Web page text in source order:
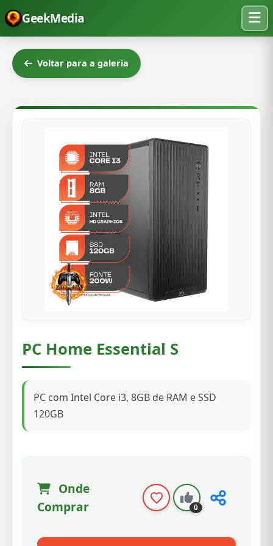
GeekMedia
Voltar para a galeria
PC Home Essential S
PC com Intel Core i3, 8GB de RAM e SSD
120GB
Onde
Comprar
0